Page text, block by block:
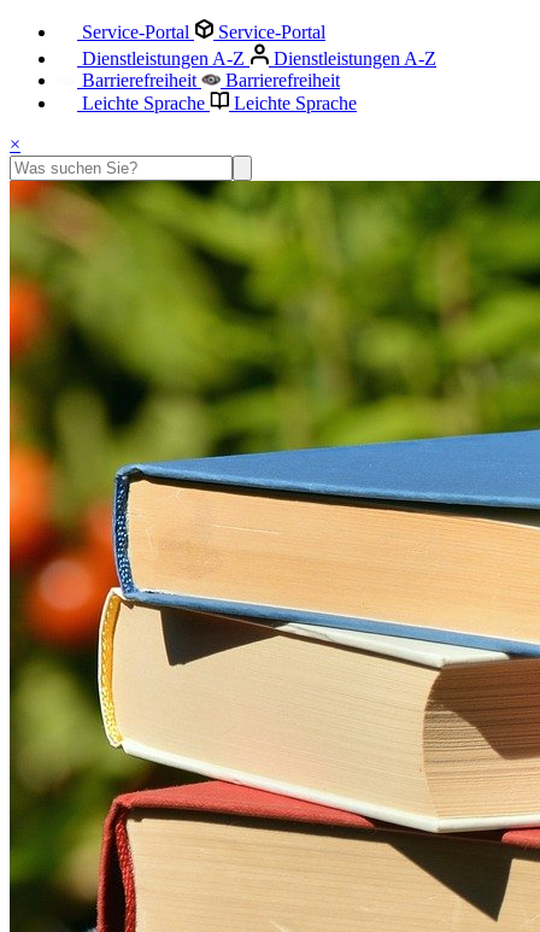
Service-Portal
Service-Portal
Dienstleistungen A-Z
Dienstleistungen A-Z
Barrierefreiheit
Barrierefreiheit
Leichte Sprache
Leichte Sprache
×